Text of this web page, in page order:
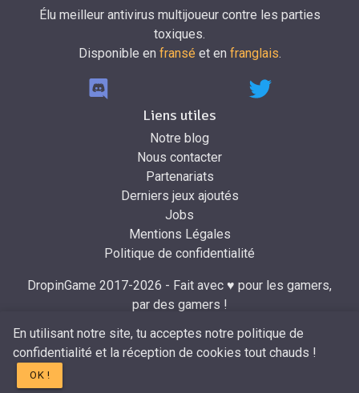
En utilisant notre site, tu acceptes notre politique de
confidentialité et la réception de cookies tout chauds !
OK !
Élu meilleur antivirus multijoueur contre les parties
toxiques.
Disponible en fransé et en franglais.
Liens utiles
Notre blog
Nous contacter
Partenariats
Derniers jeux ajoutés
Jobs
Mentions Légales
Politique de confidentialité
DropinGame 2017-2026 - Fait avec ♥ pour les gamers,
par des gamers !